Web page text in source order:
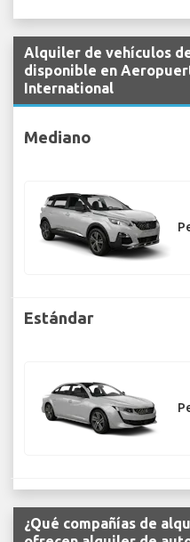
Alquiler de vehículos
disponible en
International
Mediano
Estándar
¿Qué compañías de